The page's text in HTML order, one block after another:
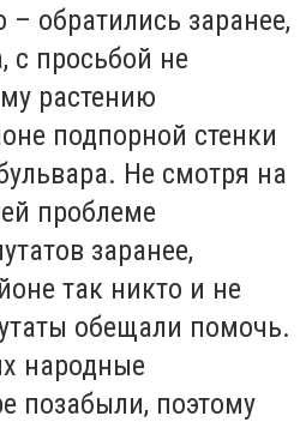
обратились заранее,
с просьбой не
растению
подпорной стенки
Не смотря на
проблеме
заранее,
так никто и не
обещали помочь.
народные
позабыли, поэтому